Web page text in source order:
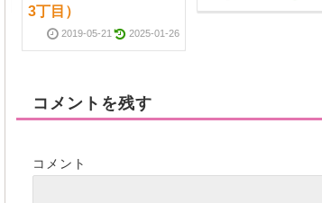
3丁目）
2019-05-21 2025-01-26
コメントを残す
コメント